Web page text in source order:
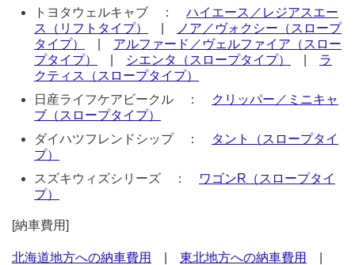
トヨタウェルキャブ ： ハイエース／レジアスエー
ス（リフトタイプ）
ノア／ヴォクシー（スロープ
タイプ）
アルファード／ヴェルファイア（スロー
プタイプ）
シエンタ（スロープタイプ）
ラ
クティス（スロープタイプ）
日産ライフケアビークル ：
クリッパー／ミニキャ
ブ（スロープタイプ）
ダイハツフレンドシップ ：
タント（スロープタイ
プ）
スズキウィズシリーズ ：
ワゴンR（スロープタイ
プ）
[納車費用]
北海道地方への納車費用 東北地方への納車費用